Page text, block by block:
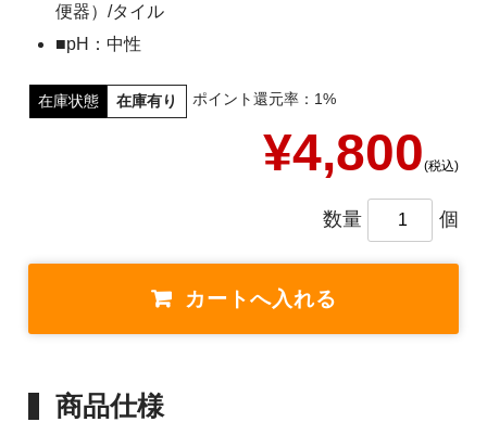
ご利用案内
お問い合わせ
便器）/タイル
■pH：中性
在庫状態 在庫有り ポイント還元率：1%
¥4,800(税込)
数量 個
商品仕様